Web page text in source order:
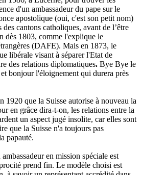
d'un ambassadeur du pape sur le
apostolique (oui, c'est son petit nom)
cantons catholiques, avant de l’être
dès 1803, comme l'explique le
(DAFE). Mais en 1873, le
libérale visant à séparer l'Etat de
des relations diplomatiques. Bye Bye le
bonjour l'éloignement qui durera près
1920 que la Suisse autorise à nouveau la
en grâce dira-t-on, les relations entre la
un aspect jugé insolite, car elles sont
que la Suisse n'a toujours pas
papauté.
en mission spéciale est
prend fin. Le modèle choisi est